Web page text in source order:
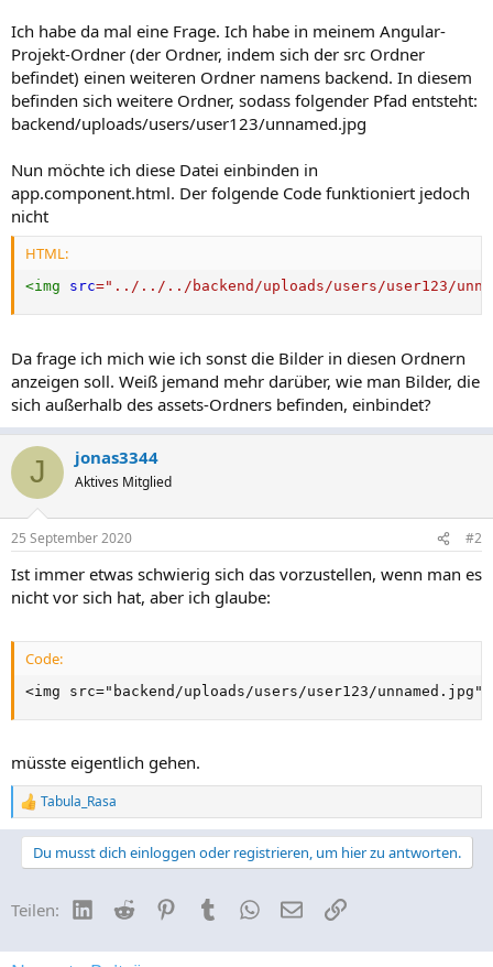
Ich habe da mal eine Frage. Ich habe in meinem Angular-
Projekt-Ordner (der Ordner, indem sich der src Ordner
befindet) einen weiteren Ordner namens backend. In diesem
befinden sich weitere Ordner, sodass folgender Pfad entsteht:
backend/uploads/users/user123/unnamed.jpg
Nun möchte ich diese Datei einbinden in
app.component.html. Der folgende Code funktioniert jedoch
nicht
HTML:
<img src=" ../../../backend/uploads/users/user123/
Da frage ich mich wie ich sonst die Bilder in diesen Ordnern
anzeigen soll. Weiß jemand mehr darüber, wie man Bilder, die
sich außerhalb des assets-Ordners befinden, einbindet?
J jonas3344
Aktives Mitglied
25 September 2020 #2
Ist immer etwas schwierig sich das vorzustellen, wenn man es
nicht vor sich hat, aber ich glaube:
Code:
<img src="backend/uploads/users/user123/unnamed.jpg">
müsste eigentlich gehen.
R
e
a
o
e
Tabula_Rasa
Du musst dich einloggen oder registrieren, um hier zu antworten.
Teilen: LinkedIn
Reddit PinterestTumblrWhatsApp
E-MailLink